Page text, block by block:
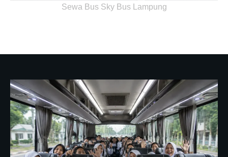
Sewa Bus Sky Bus Lampung